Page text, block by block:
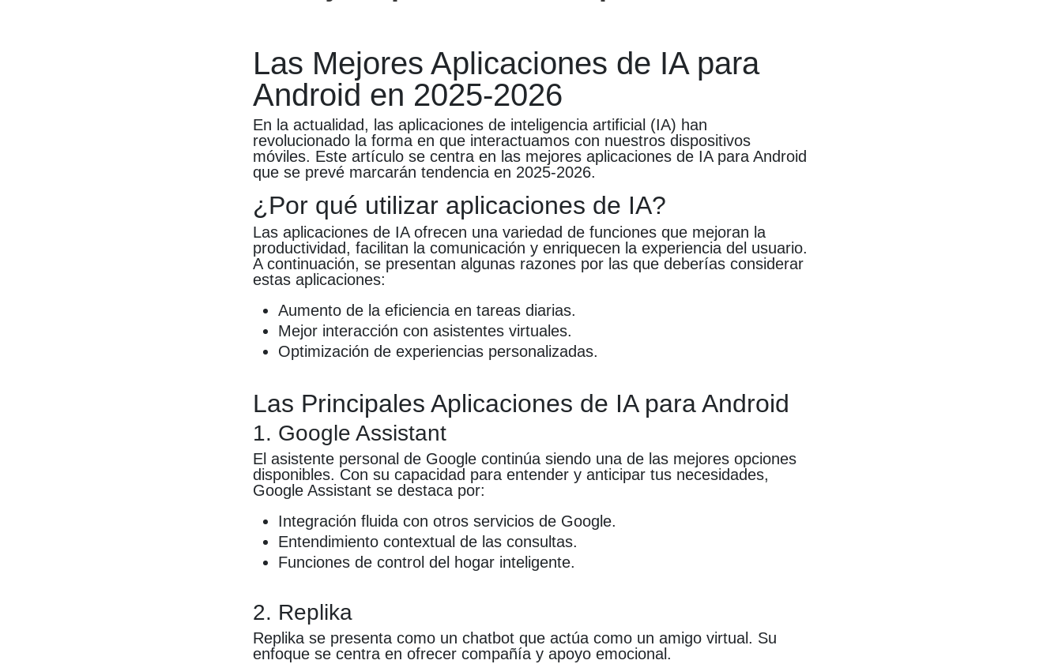
Las Mejores Aplicaciones de IA para
Android en 2025-2026
En la actualidad, las aplicaciones de inteligencia artificial (IA) han
revolucionado la forma en que interactuamos con nuestros dispositivos
móviles. Este artículo se centra en las mejores aplicaciones de IA para Android
que se prevé marcarán tendencia en 2025-2026.
¿Por qué utilizar aplicaciones de IA?
Las aplicaciones de IA ofrecen una variedad de funciones que mejoran la
productividad, facilitan la comunicación y enriquecen la experiencia del usuario.
A continuación, se presentan algunas razones por las que deberías considerar
estas aplicaciones:
Aumento de la eficiencia en tareas diarias.
Mejor interacción con asistentes virtuales.
Optimización de experiencias personalizadas.
Las Principales Aplicaciones de IA para Android
1. Google Assistant
El asistente personal de Google continúa siendo una de las mejores opciones
disponibles. Con su capacidad para entender y anticipar tus necesidades,
Google Assistant se destaca por:
Integración fluida con otros servicios de Google.
Entendimiento contextual de las consultas.
Funciones de control del hogar inteligente.
2. Replika
Replika se presenta como un chatbot que actúa como un amigo virtual. Su
enfoque se centra en ofrecer compañía y apoyo emocional.